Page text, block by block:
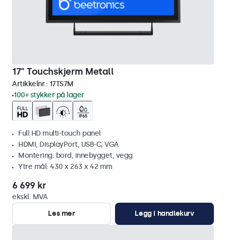
17" Touchskjerm Metall
Artikkelnr.: 17TS7M
100+ stykker på lager
Full HD multi-touch panel
HDMI, DisplayPort, USB-C, VGA
Montering: bord, innebygget, vegg
Ytre mål: 430 x 263 x 42 mm
6 699 kr
ekskl. MVA
Les mer
Legg i handlekurv